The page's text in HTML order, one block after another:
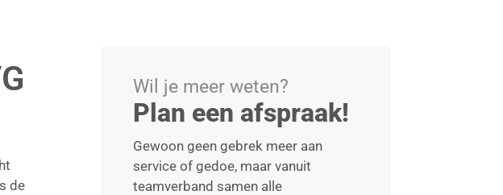
de
Wil je meer weten?
Plan een afspraak!
Gewoon geen gebrek meer aan
service of gedoe, maar vanuit
teamverband samen alle